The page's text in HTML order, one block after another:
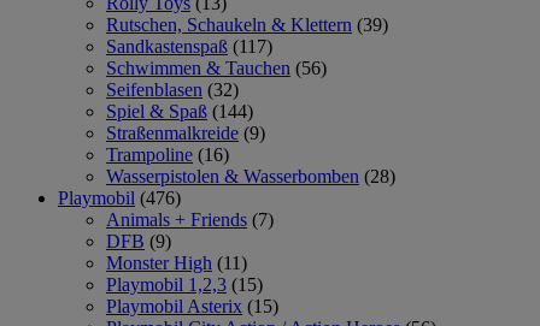
Rutschen, Schaukeln & Klettern (39)
Sandkastenspaß (117)
Schwimmen & Tauchen (56)
Seifenblasen (32)
Spiel & Spaß (144)
Straßenmalkreide (9)
Trampoline (16)
Wasserpistolen & Wasserbomben (28)
Playmobil (476)
Animals + Friends (7)
DFB (9)
Monster High (11)
Playmobil 1,2,3 (15)
Playmobil Asterix (15)